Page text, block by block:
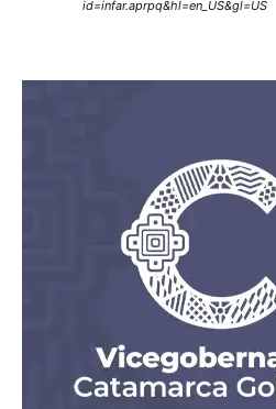
id=infar.aprpq&hl=en_US&gl=US